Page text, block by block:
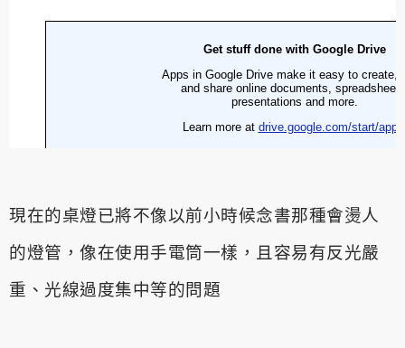
現在的桌燈已將不像以前小時候念書那種會燙人
的燈管，像在使用手電筒一樣，且容易有反光嚴
重、光線過度集中等的問題